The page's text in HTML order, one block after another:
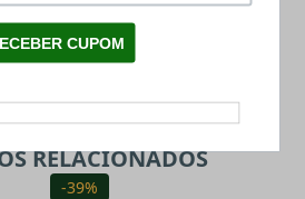
RELACIONADOS
-39%